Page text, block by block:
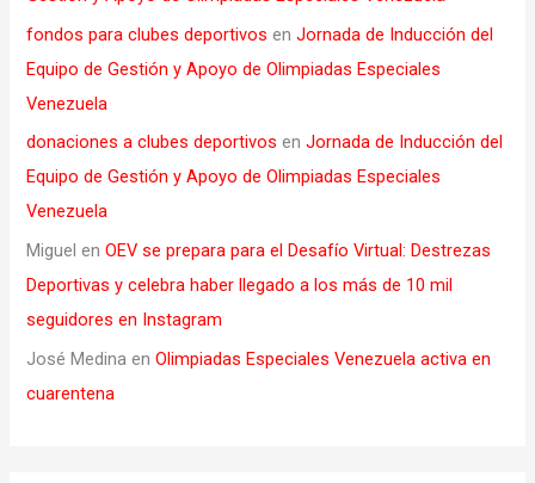
fondos para clubes deportivos enJornada de Inducción del
Equipo de Gestión y Apoyo de Olimpiadas Especiales
Venezuela
donaciones a clubes deportivos enJornada de Inducción del
Equipo de Gestión y Apoyo de Olimpiadas Especiales
Venezuela
Miguel enOEV se prepara para el Desafío Virtual: Destrezas
Deportivas y celebra haber llegado a los más de 10 mil
seguidores en Instagram
José Medina enOlimpiadas Especiales Venezuela activa en
cuarentena